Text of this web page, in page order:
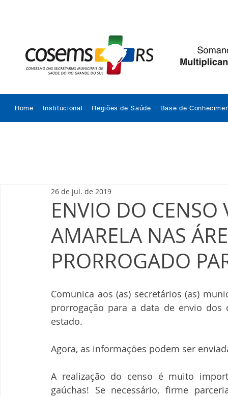
Home Institucional Regiões de Saúde Base de
ENVIO DO CENSO
AMARELA NAS
PRORROGADO
26 de jul. de 2019
Comunica aos (as) secretários (as)
prorrogação para a data de envio
estado.
Agora, as informações podem ser
A realização do censo é muito
gaúchas! Se necessário, firme